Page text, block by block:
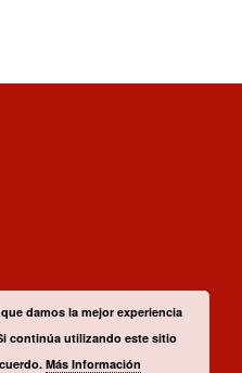
damos la mejor experiencia
continúa utilizando este sitio
Más Información